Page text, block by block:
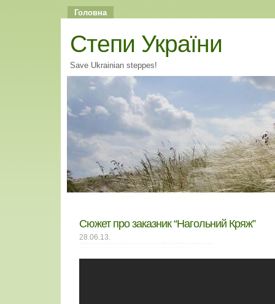
Головна
Cтепи України
Save Ukrainian steppes!
Сюжет про заказник “Нагольний Кряж”
28.06.13.